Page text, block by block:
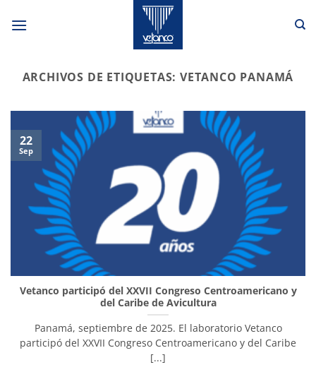
ARCHIVOS DE ETIQUETAS:VETANCO PANAMÁ
Vetanco participó del XXVII Congreso Centroamericano y
del Caribe de Avicultura
Panamá, septiembre de 2025. El laboratorio Vetanco
participó del XXVII Congreso Centroamericano y del Caribe
[...]
22
Sep